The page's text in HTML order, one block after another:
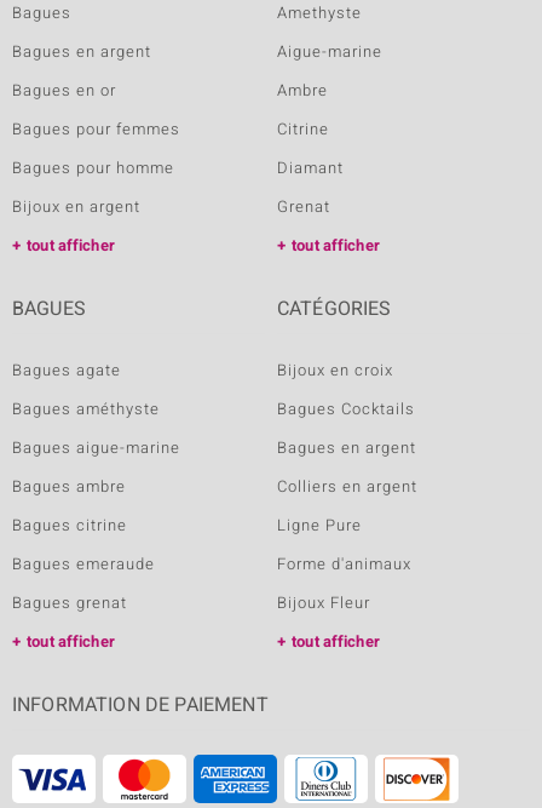
Bagues
Bagues en argent
Bagues en or
Bagues pour femmes
Bagues pour homme
Bijoux en argent
tout afficher
Amethyste
Aigue-marine
Ambre
Citrine
Diamant
Grenat
tout afficher
BAGUES
Bagues agate
Bagues améthyste
Bagues aigue-marine
Bagues ambre
Bagues citrine
Bagues emeraude
Bagues grenat
tout afficher
CATÉGORIES
Bijoux en croix
Bagues Cocktails
Bagues en argent
Colliers en argent
Ligne Pure
Forme d'animaux
Bijoux Fleur
tout afficher
INFORMATION DE PAIEMENT